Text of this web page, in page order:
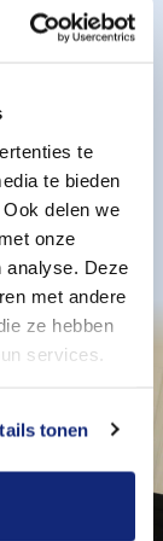
te
te bieden
delen we
onze
analyse. Deze
met andere
ze hebben
services.
tonen